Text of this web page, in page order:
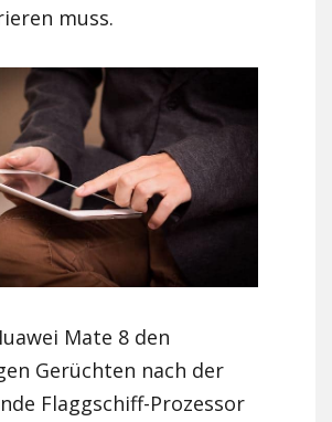
muss.
Mate 8 den
Gerüchten nach der
Flaggschiff-Prozessor